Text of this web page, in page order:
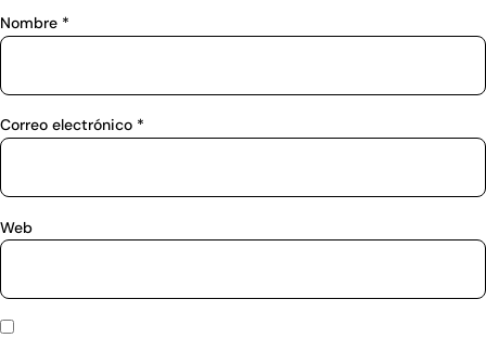
Nombre *
Correo electrónico *
Web